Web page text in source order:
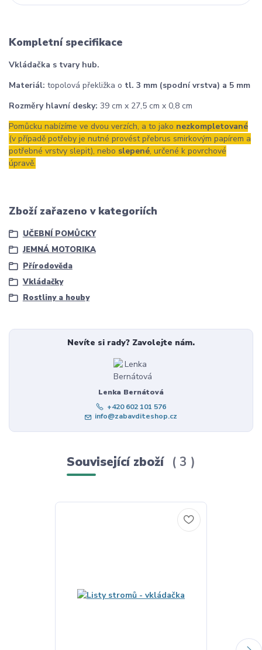
Kompletní specifikace
Vkládačka s tvary hub.
Materiál: topolová překližka o tl. 3 mm (spodní vrstva) a 5 mm
Rozměry hlavní desky: 39 cm x 27,5 cm x 0,8 cm
Pomůcku nabízíme ve dvou verzích, a to jako nezkompletované
(v případě potřeby je nutné provést přebrus smirkovým papírem a
potřebné vrstvy slepit), nebo slepené, určené k povrchové
úpravě.
Zboží zařazeno v kategoriích
UČEBNÍ POMŮCKY
JEMNÁ MOTORIKA
Přírodověda
Vkládačky
Rostliny a houby
Nevíte si rady? Zavolejte nám.
Lenka Bernátová
+420 602 101 576
info@zabavditeshop.cz
Související zboží 3